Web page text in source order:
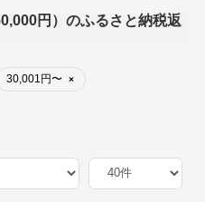
円）のふるさと納税返
30,001円〜 ×